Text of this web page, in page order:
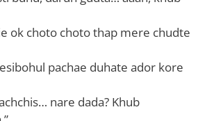
ok choto choto thap mere chudte
pachae duhate ador kore
nare dada? Khub